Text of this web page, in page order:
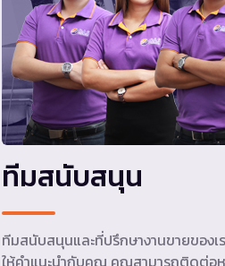
ทีมสนับสนุน
ทีมสนับสนุนและที่ปรึกษางานขายของเ
ให้คำแนะนำกับคุณ คุณสามารถติดต่อห